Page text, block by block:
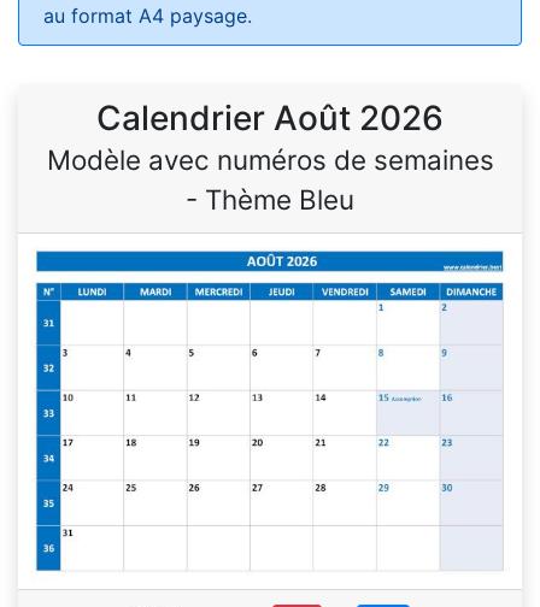
au format A4 paysage.
Calendrier Août 2026
Modèle avec numéros de semaines
- Thème Bleu